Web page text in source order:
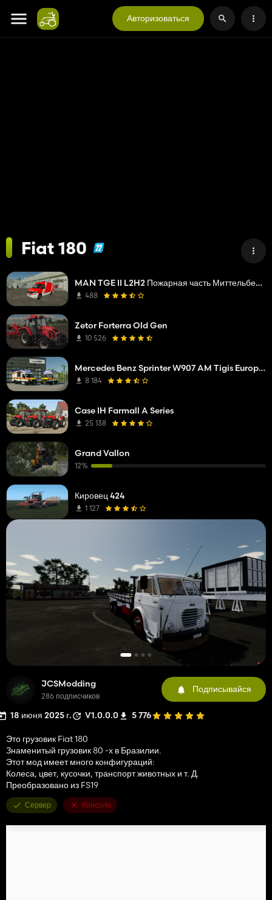
Авторизоваться
Fiat 180
JCSModding
286 подписчиков
Подписывайся
18 июня 2025 г. V1.0.0.0 5 776
Это грузовик Fiat 180
Знаменитый грузовик 80 -х в Бразилии.
Этот мод имеет много конфигураций:
Колеса, цвет, кусочки, транспорт животных и т. Д.
Преобразовано из FS19
Сервер Консоли
MAN TGE II L2H2 Пожарная часть Миттельберга
488
Zetor Forterra Old Gen
10 526
Mercedes Benz Sprinter W907 AM Tigis Europa RTW
8 184
Case IH Farmall A Series
25 138
Grand Vallon
12%
Кировец 424
1 127